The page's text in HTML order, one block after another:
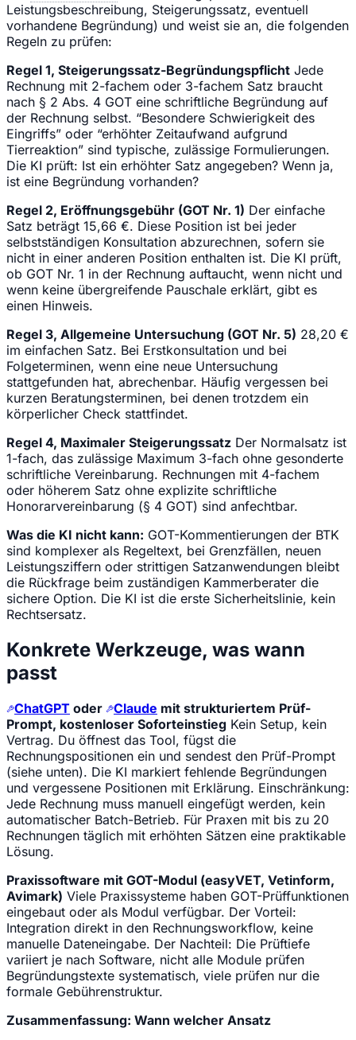
Leistungsbeschreibung, Steigerungssatz, eventuell
vorhandene Begründung) und weist sie an, die folgenden
Regeln zu prüfen:
Regel 1, Steigerungssatz-Begründungspflicht Jede
Rechnung mit 2-fachem oder 3-fachem Satz braucht
nach § 2 Abs. 4 GOT eine schriftliche Begründung auf
der Rechnung selbst. “Besondere Schwierigkeit des
Eingriffs” oder “erhöhter Zeitaufwand aufgrund
Tierreaktion” sind typische, zulässige Formulierungen.
Die KI prüft: Ist ein erhöhter Satz angegeben? Wenn ja,
ist eine Begründung vorhanden?
Regel 2, Eröffnungsgebühr (GOT Nr. 1) Der einfache
Satz beträgt 15,66 €. Diese Position ist bei jeder
selbstständigen Konsultation abzurechnen, sofern sie
nicht in einer anderen Position enthalten ist. Die KI prüft,
ob GOT Nr. 1 in der Rechnung auftaucht, wenn nicht und
wenn keine übergreifende Pauschale erklärt, gibt es
einen Hinweis.
Regel 3, Allgemeine Untersuchung (GOT Nr. 5) 28,20 €
im einfachen Satz. Bei Erstkonsultation und bei
Folgeterminen, wenn eine neue Untersuchung
stattgefunden hat, abrechenbar. Häufig vergessen bei
kurzen Beratungsterminen, bei denen trotzdem ein
körperlicher Check stattfindet.
Regel 4, Maximaler Steigerungssatz Der Normalsatz ist
1-fach, das zulässige Maximum 3-fach ohne gesonderte
schriftliche Vereinbarung. Rechnungen mit 4-fachem
oder höherem Satz ohne explizite schriftliche
Honorarvereinbarung (§ 4 GOT) sind anfechtbar.
Was die KI nicht kann: GOT-Kommentierungen der BTK
sind komplexer als Regeltext, bei Grenzfällen, neuen
Leistungsziffern oder strittigen Satzanwendungen bleibt
die Rückfrage beim zuständigen Kammerberater die
sichere Option. Die KI ist die erste Sicherheitslinie, kein
Rechtsersatz.
Konkrete Werkzeuge, was wann
passt
ChatGPT oder Claude mit strukturiertem Prüf-
Prompt, kostenloser Soforteinstieg Kein Setup, kein
Vertrag. Du öffnest das Tool, fügst die
Rechnungspositionen ein und sendest den Prüf-Prompt
(siehe unten). Die KI markiert fehlende Begründungen
und vergessene Positionen mit Erklärung. Einschränkung:
Jede Rechnung muss manuell eingefügt werden, kein
automatischer Batch-Betrieb. Für Praxen mit bis zu 20
Rechnungen täglich mit erhöhten Sätzen eine praktikable
Lösung.
Praxissoftware mit GOT-Modul (easyVET, Vetinform,
Avimark) Viele Praxissysteme haben GOT-Prüffunktionen
eingebaut oder als Modul verfügbar. Der Vorteil:
Integration direkt in den Rechnungsworkflow, keine
manuelle Dateneingabe. Der Nachteil: Die Prüftiefe
variiert je nach Software, nicht alle Module prüfen
Begründungstexte systematisch, viele prüfen nur die
formale Gebührenstruktur.
Zusammenfassung: Wann welcher Ansatz